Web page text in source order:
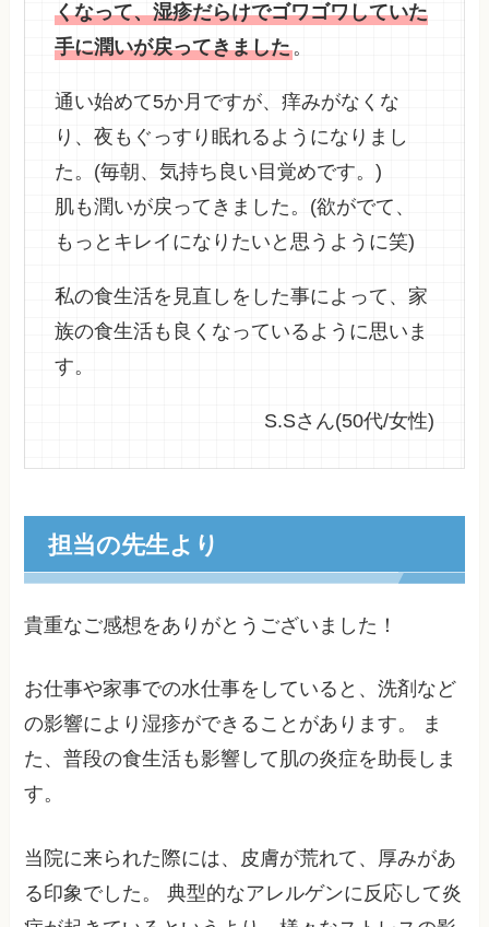
くなって、湿疹だらけでゴワゴワしていた
手に潤いが戻ってきました。
通い始めて5か月ですが、痒みがなくな
り、夜もぐっすり眠れるようになりまし
た。(毎朝、気持ち良い目覚めです。)
肌も潤いが戻ってきました。(欲がでて、
もっとキレイになりたいと思うように笑)
私の食生活を見直しをした事によって、家
族の食生活も良くなっているように思いま
す。
S.Sさん(50代/女性)
担当の先生より
貴重なご感想をありがとうございました！
お仕事や家事での水仕事をしていると、洗剤など
の影響により湿疹ができることがあります。 ま
た、普段の食生活も影響して肌の炎症を助長しま
す。
当院に来られた際には、皮膚が荒れて、厚みがあ
る印象でした。 典型的なアレルゲンに反応して炎